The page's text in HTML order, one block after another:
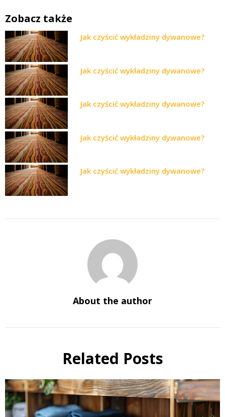
Zobacz także
Jak czyścić wykładziny dywanowe?
Jak czyścić wykładziny dywanowe?
Jak czyścić wykładziny dywanowe?
Jak czyścić wykładziny dywanowe?
Jak czyścić wykładziny dywanowe?
About the author
Related Posts